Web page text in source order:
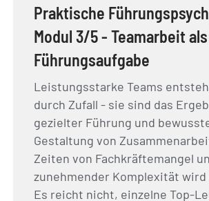
Praktische
Modul 3/5 - Teamarbeit als
Führungsaufgabe
Leistungsstarke Teams
durch Zufall - sie sind das
gezielter Führung und
Gestaltung von
Zeiten von Fachkräftemangel
zunehmender Komplexität
Es reicht nicht, einzelne Top-